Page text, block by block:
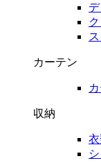
カーテン
収納